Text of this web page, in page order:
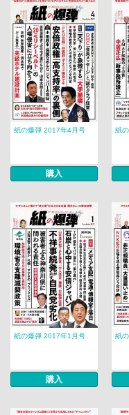
紙の爆弾 2017年4月号
購入
紙
紙の爆弾 2017年1月号
購入
紙